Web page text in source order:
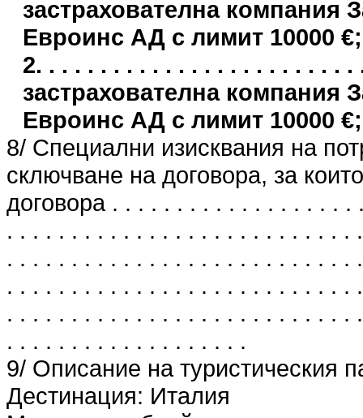
застрахователна компания
Евроинс АД с лимит 10000 €;
2. . . . . . . . . . . . . . . . . . . . . . . .
застрахователна компания
Евроинс АД с лимит 10000 €;
8/ Специални изисквания на
сключване на договора, за
договора . . . . . . . . . . . . . . . . . .
. . . . . . . . . . . . . . . . . . . . . . . . . .
. . . . . . . . . . . . . . . . . . . . . . . . . .
. . . . . . . . . . . . . . . . . . . . . . . . . .
. . . . . . . . . . . . . . . . . . . . . . . . . .
. . . . . . . . . . . . . . . . . . .
9/ Описание на туристическия
Дестинация: Италия